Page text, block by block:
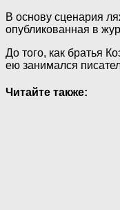
В основу сценария
опубликованная в
До того, как братья
ею занимался
Читайте также: